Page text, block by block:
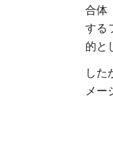
合体
する
的と
した
メー